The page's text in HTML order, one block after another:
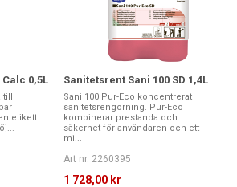
0,5L
till
etikett
Sanitetsrent Sani 100 SD 1,4L
Sani 100 Pur-Eco koncentrerat
sanitetsrengörning. Pur-Eco
kombinerar prestanda och
säkerhet för användaren och ett
mi...
Art nr. 2260395
1 728,00 kr